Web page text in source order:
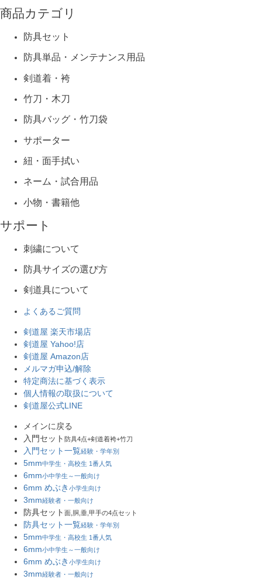
商品カテゴリ
防具セット
防具単品・メンテナンス用品
剣道着・袴
竹刀・木刀
防具バッグ・竹刀袋
サポーター
紐・面手拭い
ネーム・試合用品
小物・書籍他
サポート
刺繍について
防具サイズの選び方
剣道具について
よくあるご質問
剣道屋 楽天市場店
剣道屋 Yahoo!店
剣道屋 Amazon店
メルマガ申込/解除
特定商法に基づく表示
個人情報の取扱について
剣道屋公式LINE
メインに戻る
入門セット 防具4点+剣道着袴+竹刀
入門セット一覧経験・学年別
5mm中学生・高校生 1番人気
6mm小中学生～一般向け
6mm めぶき 小学生向け
3mm経験者・一般向け
防具セット 面,胴,垂,甲手の4点セット
防具セット一覧経験・学年別
5mm中学生・高校生 1番人気
6mm小中学生～一般向け
6mm めぶき 小学生向け
3mm経験者・一般向け